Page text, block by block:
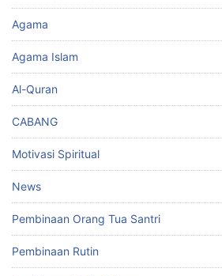
Agama
Agama Islam
Al-Quran
CABANG
Motivasi Spiritual
News
Pembinaan Orang Tua Santri
Pembinaan Rutin